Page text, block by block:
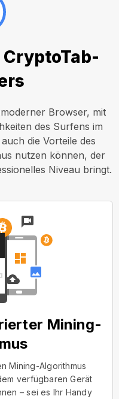
Browser, mit
des Surfens im
die Vorteile des
nutzen können, der
Niveau bringt.
Mining-
Mining-Algorithmus
verfügbaren Gerät
– sei es Ihr Handy